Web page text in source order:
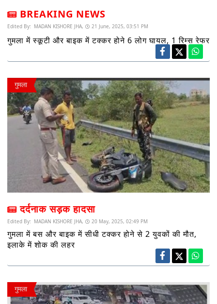
BREAKING NEWS
Edited By: MADAN KISHORE JHA, 21 June, 2025, 03:51 PM
गुमला में स्कूटी और बाइक में टक्कर होने 6 लोग घायल, 1 रिम्स रेफर
गुमला
दर्दनाक सड़क हादसा
Edited By: MADAN KISHORE JHA, 20 May, 2025, 02:49 PM
गुमला में बस और बाइक में सीधी टक्कर होने से 2 युवकों की मौत,
इलाके में शोक की लहर
गुमला